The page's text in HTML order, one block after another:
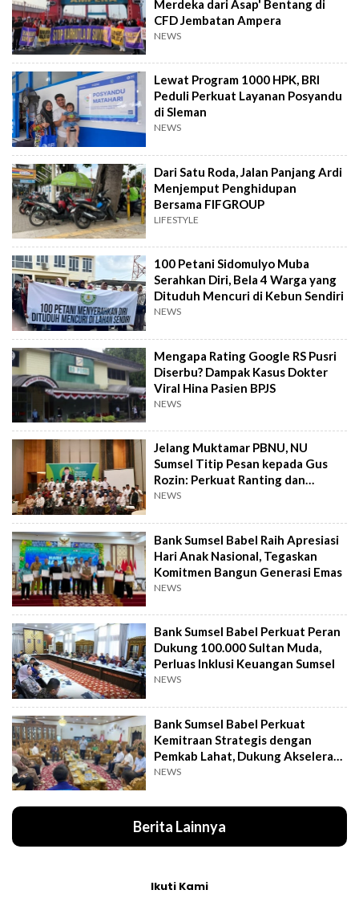
Merdeka dari Asap' Bentang di
CFD Jembatan Ampera
NEWS
Lewat Program 1000 HPK, BRI
Peduli Perkuat Layanan Posyandu
di Sleman
NEWS
Dari Satu Roda, Jalan Panjang Ardi
Menjemput Penghidupan
Bersama FIFGROUP
LIFESTYLE
100 Petani Sidomulyo Muba
Serahkan Diri, Bela 4 Warga yang
Dituduh Mencuri di Kebun Sendiri
NEWS
Mengapa Rating Google RS Pusri
Diserbu? Dampak Kasus Dokter
Viral Hina Pasien BPJS
NEWS
Jelang Muktamar PBNU, NU
Sumsel Titip Pesan kepada Gus
Rozin: Perkuat Ranting dan
Pesantren
NEWS
Bank Sumsel Babel Raih Apresiasi
Hari Anak Nasional, Tegaskan
Komitmen Bangun Generasi Emas
NEWS
Bank Sumsel Babel Perkuat Peran
Dukung 100.000 Sultan Muda,
Perluas Inklusi Keuangan Sumsel
NEWS
Bank Sumsel Babel Perkuat
Kemitraan Strategis dengan
Pemkab Lahat, Dukung Akselerasi
Ekonomi Daerah
NEWS
Berita Lainnya
Ikuti Kami